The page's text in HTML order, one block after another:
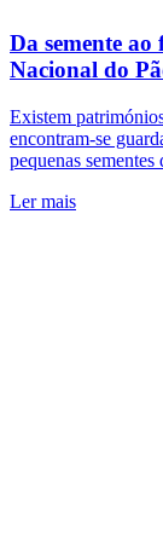
Da semente
Nacional do
Existem
encontram-se
pequenas
Nacional do Pão
infraestruturas
genéticos
agricultura
Ler mais